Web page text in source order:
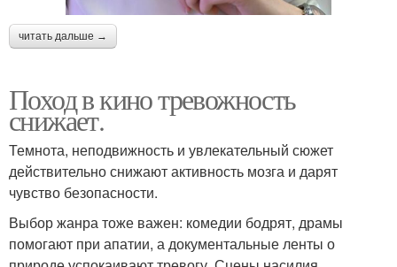
читать дальше →
Поход в кино тревожность
снижает.
Темнота, неподвижность и увлекательный сюжет
действительно снижают активность мозга и дарят
чувство безопасности.
Выбор жанра тоже важен: комедии бодрят, драмы
помогают при апатии, а документальные ленты о